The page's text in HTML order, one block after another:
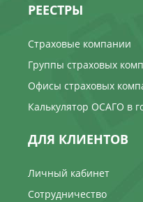
РЕЕСТРЫ
Страховые компании
Группы страховых
Офисы страховых
Калькулятор ОСАГО в
ДЛЯ КЛИЕНТОВ
Личный кабинет
Сотрудничество